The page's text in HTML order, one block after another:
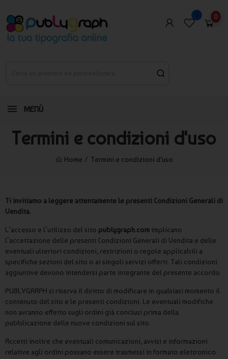
0 0
MENÙ
Termini e condizioni d'uso
Home Termini e condizioni d'uso
Ti invitiamo a leggere attentamente le presenti Condizioni Generali di
Vendita.
L’accesso e l’utilizzo del sito publygraph.com implicano
l’accettazione delle presenti Condizioni Generali di Vendita e delle
eventuali ulteriori condizioni, restrizioni o regole applicabili a
specifiche sezioni del sito o ai singoli servizi offerti. Tali condizioni
aggiuntive devono intendersi parte integrante del presente accordo.
PUBLYGRAPH si riserva il diritto di modificare in qualsiasi momento il
contenuto del sito e le presenti condizioni. Le eventuali modifiche
non avranno effetto sugli ordini già conclusi prima della
pubblicazione delle nuove condizioni sul sito.
Accetti inoltre che eventuali comunicazioni, avvisi e informazioni
relative agli ordini possano essere trasmessi in formato elettronico